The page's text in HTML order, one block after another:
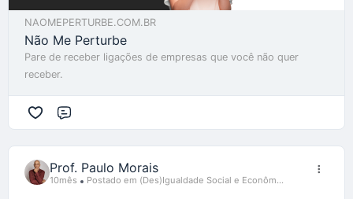
obviamente traz sentimentos na população. É
uma autoridade que está falando aquilo, não é
qualquer pessoa”, comentou.
O que os desinformadores espalham?
Nos grupos monitorados, os pesquisadores
identificaram175 danos atribuídos pelos
desinformadores às vacinas. A alegação falsa
mais comum é a de que os imunizantes causam
morte súbita.
NAOMEPERTURBE.COM.BR
Não Me Perturbe
Pare de receber ligações de empresas que você não quer
receber.
Prof. Paulo Morais
10mês Postado em (Des)Igualdade Social e Econôm...